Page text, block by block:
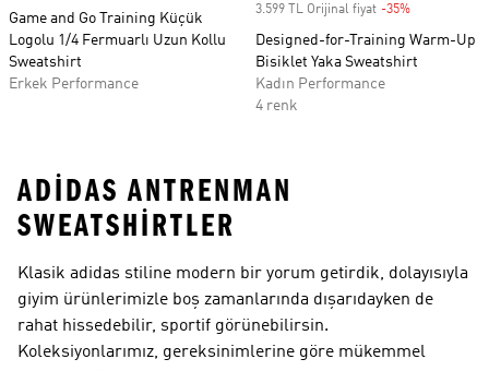
Game and Go Training Küçük
Logolu 1/4 Fermuarlı Uzun Kollu
Sweatshirt
Erkek Performance
3.599 TL Orijinal fiyat -35%
Designed-for-Training Warm-Up
Bisiklet Yaka Sweatshirt
Kadın Performance
4 renk
ADIDAS ANTRENMAN
SWEATSHIRTLER
Klasik adidas stiline modern bir yorum getirdik, dolayısıyla
giyim ürünlerimizle boş zamanlarında dışarıdayken de
rahat hissedebilir, sportif görünebilirsin.
Koleksiyonlarımız, gereksinimlerine göre mükemmel